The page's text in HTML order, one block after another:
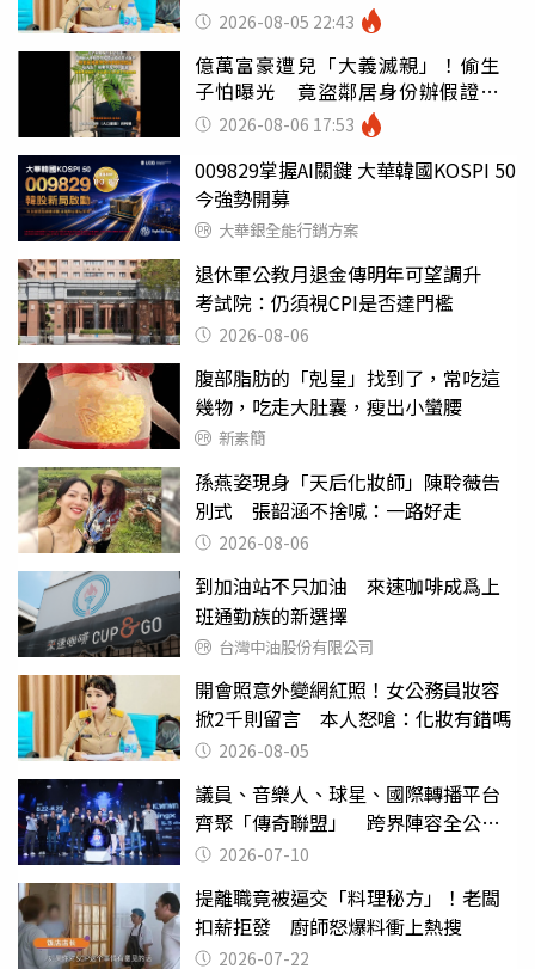
錯嗎2026-08-05 22:43
億萬富豪遭兒「大義滅親」！偷生
子怕曝光 竟盜鄰居身份辦假證落
戶 2026-08-06 17:53
009829掌握AI關鍵 大華韓國KOSPI 50
今強勢開募
大華銀全能行銷方案
退休軍公教月退金傳明年可望調升
考試院：仍須視CPI是否達門檻
2026-08-06
腹部脂肪的「剋星」找到了，常吃這
幾物，吃走大肚囊，瘦出小蠻腰
新素簡
孫燕姿現身「天后化妝師」陳聆薇告
別式 張韶涵不捨喊：一路好走
2026-08-06
到加油站不只加油 來速咖啡成爲上
班通勤族的新選擇
台灣中油股份有限公司
開會照意外變網紅照！女公務員妝容
掀2千則留言 本人怒嗆：化妝有錯嗎
2026-08-05
議員、音樂人、球星、國際轉播平台
齊聚「傳奇聯盟」 跨界陣容全公
開 劍指亞洲新傳奇聯賽
2026-07-10
提離職竟被逼交「料理秘方」！老闆
扣薪拒發 廚師怒爆料衝上熱搜
2026-07-22